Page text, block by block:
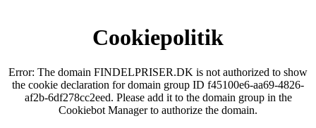
Cookiepolitik
Error: The domain FINDELPRISER.DK is not authorized to show
the cookie declaration for domain group ID f45100e6-aa69-4826-
af2b-6df278cc2eed. Please add it to the domain group in the
Cookiebot Manager to authorize the domain.